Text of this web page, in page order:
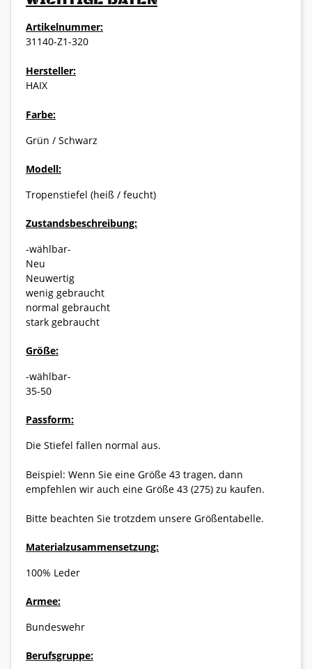
Artikelnummer:
31140-Z1-320
Hersteller:
HAIX
Farbe:
Grün / Schwarz
Modell:
Tropenstiefel (heiß / feucht)
Zustandsbeschreibung:
-wählbar-
Neu
Neuwertig
wenig gebraucht
normal gebraucht
stark gebraucht
Größe:
-wählbar-
35-50
Passform:
Die Stiefel fallen normal aus.
Beispiel: Wenn Sie eine Größe 43 tragen, dann
empfehlen wir auch eine Größe 43 (275) zu kaufen.
Bitte beachten Sie trotzdem unsere Größentabelle.
Materialzusammensetzung:
100% Leder
Armee:
Bundeswehr
Berufsgruppe: